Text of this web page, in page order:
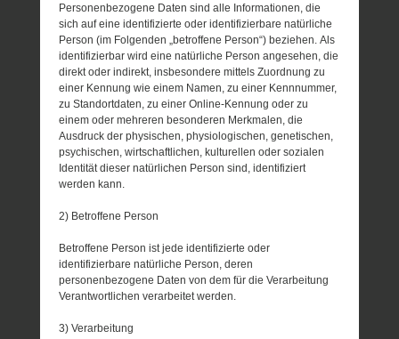
Personenbezogene Daten sind alle Informationen, die
sich auf eine identifizierte oder identifizierbare natürliche
Person (im Folgenden „betroffene Person“) beziehen. Als
identifizierbar wird eine natürliche Person angesehen, die
direkt oder indirekt, insbesondere mittels Zuordnung zu
einer Kennung wie einem Namen, zu einer Kennnummer,
zu Standortdaten, zu einer Online-Kennung oder zu
einem oder mehreren besonderen Merkmalen, die
Ausdruck der physischen, physiologischen, genetischen,
psychischen, wirtschaftlichen, kulturellen oder sozialen
Identität dieser natürlichen Person sind, identifiziert
werden kann.
2) Betroffene Person
Betroffene Person ist jede identifizierte oder
identifizierbare natürliche Person, deren
personenbezogene Daten von dem für die Verarbeitung
Verantwortlichen verarbeitet werden.
3) Verarbeitung